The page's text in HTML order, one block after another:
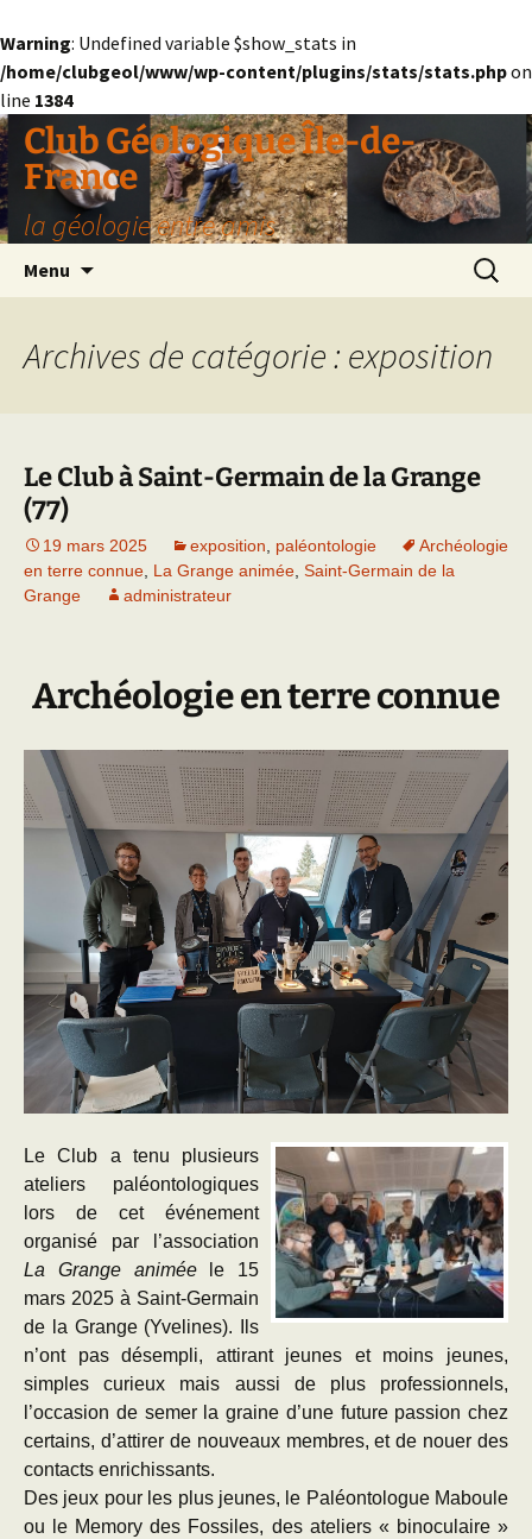
Warning: Undefined variable $show_stats in
/home/clubgeol/www/wp-content/plugins/stats/stats.phpon
line 1384
Aller
au
contenu
Club Géologique Île-de-
France
la géologie entre amis
Menu
Archives de catégorie : exposition
Le Club à Saint-Germain de la Grange
(77)
19 mars 2025 exposition paléontologie
Archéologie
en terre connue La Grange animée Saint-Germain de la
Grange
administrateur
Archéologie en terre connue
Le Club a tenu plusieurs
ateliers paléontologiques
lors de cet événement
organisé par l’association
La Grange animéele 15
mars 2025 à Saint-Germain
de la Grange (Yvelines). Ils
n’ont pas désempli, attirant jeunes et moins jeunes,
simples curieux mais aussi de plus professionnels,
l’occasion de semer la graine d’une future passion chez
certains, d’attirer de nouveaux membres, et de nouer des
contacts enrichissants.
Des jeux pour les plus jeunes, le Paléontologue Maboule
ou le Memory des Fossiles, des ateliers « binoculaire »